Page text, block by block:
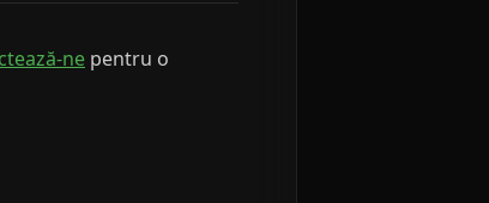
ne pentru o